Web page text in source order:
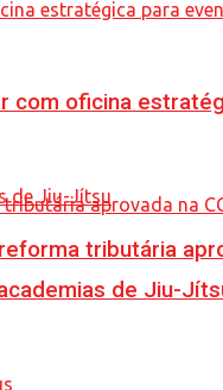
com oficina
de Jiu-
tributária